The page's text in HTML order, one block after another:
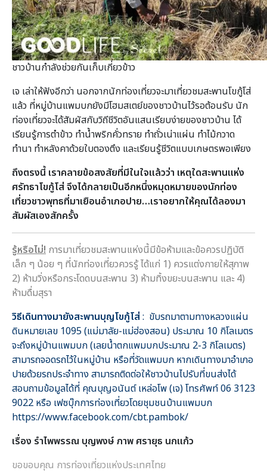
ชาวบ้านกำลังช่วยกันเก็บเกี่ยวข้าว
เจ เล่าให้ฟังอีกว่า นอกจากนักท่องเที่ยวจะมาเที่ยวชมสะพานโขกู้โส่
แล้ว ที่หมู่บ้านแพมบกยังมีโฮมสเตย์ของชาวบ้านไว้รอต้อนรับ นัก
ท่องเที่ยวจะได้สัมผัสกับวิถีชีวิตอันแสนเรียบง่ายของชาวบ้าน ได้
เรียนรู้การตำข้าว ทำน้ำพริกคั่วทราย ทำถั่วเน่าแผ่น ทำไม้กวาด
ทำนา ทำหลังคาด้วยใบตองตึง และเรียนรู้ชีวิตแบบเกษตรพอเพียง
ถึงตรงนี้ เราคลายข้อสงสัยที่มีในใจแล้วว่า เหตุใดสะพานแห่ง
ศรัทธาโขกู้โส่ จึงได้กลายเป็นอีกหนึ่งหมุดหมายของนักท่อง
เที่ยวชาวพุทธที่มาเยือนอำเภอปาย…เราอยากให้คุณได้ลองมา
สัมผัสเองสักครั้ง
รู้หรือไม่! การมาเที่ยวชมสะพานแห่งนี้มีข้อห้ามและข้อควรปฏิบัติ
เล็ก ๆ น้อย ๆ ที่นักท่องเที่ยวควรรู้ ได้แก่ 1) ควรแต่งกายให้สุภาพ
2) ห้ามวิ่งหรือกระโดดบนสะพาน 3) ห้ามทิ้งขยะบนสะพาน และ 4)
ห้ามดื่มสุรา
วิธีเดินทางมายังสะพานบุญโขกู้โส่: ขับรถมาตามทางหลวงแผ่น
ดินหมายเลข 1095 (แม่มาลัย-แม่ฮ่องสอน) ประมาณ 10 กิโลเมตร
จะถึงหมู่บ้านแพมบก (เลยน้ำตกแพมบกประมาณ 2-3 กิโลเมตร)
สามารถจอดรถไว้ในหมู่บ้าน หรือที่วัดแพมบก หากเดินทางมาอำเภอ
ปายด้วยรถประจำทาง สามารถติดต่อให้ชาวบ้านไปรับที่ขนส่งได้
สอบถามข้อมูลได้ที่ คุณบุญอนันต์ เหล่อโพ (เจ) โทรศัพท์ 06 3123
9022 หรือ เฟซบุ๊กการท่องเที่ยวโดยชุมชนบ้านแพมบก
https://www.facebook.com/cbt.pambok/
เรื่อง รำไพพรรณ บุญพงษ์ ภาพ ศรายุธ นกแก้ว
ขอขอบคุณ การท่องเที่ยวแห่งประเทศไทย